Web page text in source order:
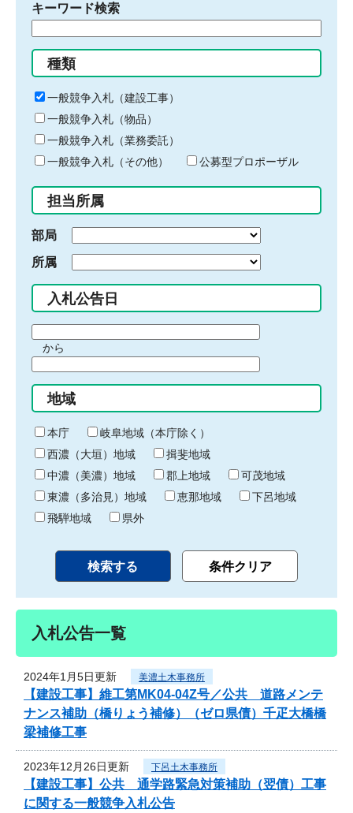
キーワード検索
る
キ
ー
ワ
ー
ド
入
力
種類
一般競争入札（建設工事）
一般競争入札（物品）
一般競争入札（業務委託）
一般競争入札（その他）
公募型プロポーザル
担当所属
部局
所属
入札公告日
間
始
り
から
間
終
わ
り
地域
本庁
岐阜地域（本庁除く）
西濃（大垣）地域
揖斐地域
中濃（美濃）地域
郡上地域
可茂地域
東濃（多治見）地域
恵那地域
下呂地域
飛騨地域
県外
入札公告一覧
2024年1月5日更新 美濃土木事務所
【建設工事】維工第MK04-04Z号／公共 道路メンテ
ナンス補助（橋りょう補修）（ゼロ県債）千疋大橋橋
梁補修工事
2023年12月26日更新 下呂土木事務所
【建設工事】公共 通学路緊急対策補助（翌債）工事
に関する一般競争入札公告